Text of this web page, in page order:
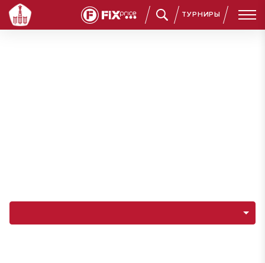
ТУРНИРЫ
Навигация по разделам команды